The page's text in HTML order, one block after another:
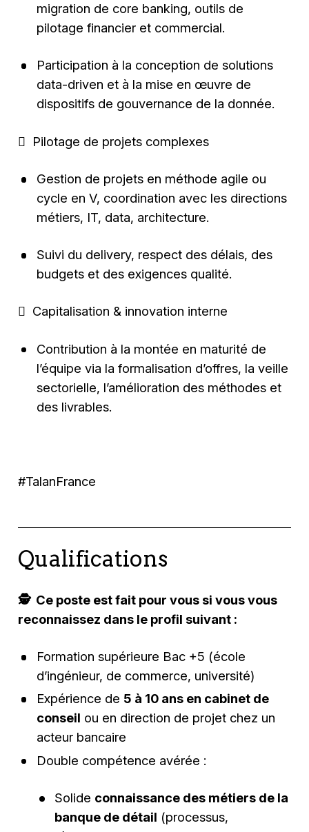
migration de core banking, outils de
pilotage financier et commercial.
Participation à la conception de solutions
data-driven et à la mise en œuvre de
dispositifs de gouvernance de la donnée.
 Pilotage de projets complexes
Gestion de projets en méthode agile ou
cycle en V, coordination avec les directions
métiers, IT, data, architecture.
Suivi du delivery, respect des délais, des
budgets et des exigences qualité.
 Capitalisation & innovation interne
Contribution à la montée en maturité de
l’équipe via la formalisation d’offres, la veille
sectorielle, l’amélioration des méthodes et
des livrables.
#TalanFrance
Qualifications
🕵️‍ Ce poste est fait pour vous si vous vous
reconnaissez dans le profil suivant :
Formation supérieure Bac +5 (école
d’ingénieur, de commerce, université)
Expérience de 5 à 10 ans en cabinet de
conseil ou en direction de projet chez un
acteur bancaire
Double compétence avérée :
Solide connaissance des métiers de la
banque de détail (processus,